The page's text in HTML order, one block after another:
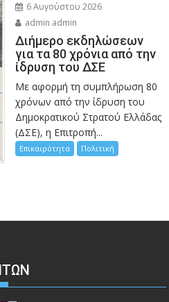
6 Αυγούστου 2026
admin admin
Διήμερο εκδηλώσεων
για τα 80 χρόνια από την
ίδρυση του ΔΣΕ
Με αφορμή τη συμπλήρωση 80
χρόνων από την ίδρυση του
Δημοκρατικού Στρατού Ελλάδας
(ΔΣΕ), η Επιτροπή...
Επικαιρότητα Πολιτική